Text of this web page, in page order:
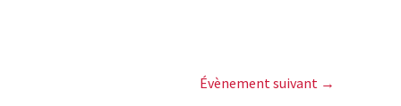
Évènement suivant →